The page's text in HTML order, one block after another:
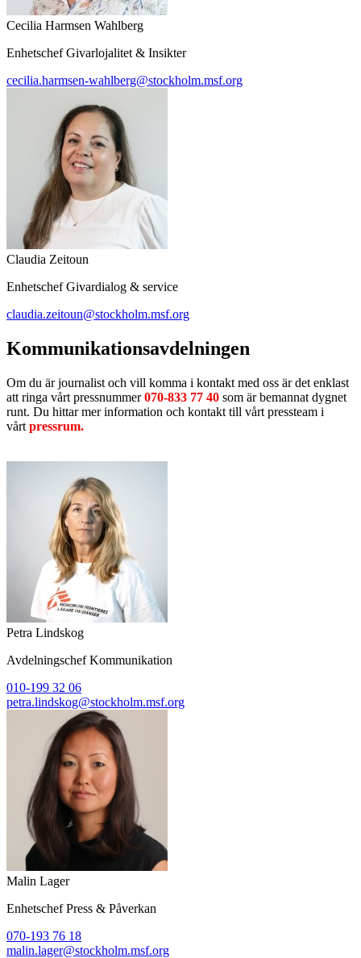
Cecilia Harmsen Wahlberg
Enhetschef Givarlojalitet & Insikter
cecilia.harmsen-wahlberg@stockholm.msf.org
Claudia Zeitoun
Enhetschef Givardialog & service
claudia.zeitoun@stockholm.msf.org
Kommunikationsavdelningen
Om du är journalist och vill komma i kontakt med oss är det enklast
att ringa vårt pressnummer070-833 77 40 som är bemannat dygnet
runt. Du hittar mer information och kontakt till vårt pressteam i
vårt pressrum.
Petra Lindskog
Avdelningschef Kommunikation
010-199 32 06
petra.lindskog@stockholm.msf.org
Malin Lager
Enhetschef Press & Påverkan
070-193 76 18
malin.lager@stockholm.msf.org